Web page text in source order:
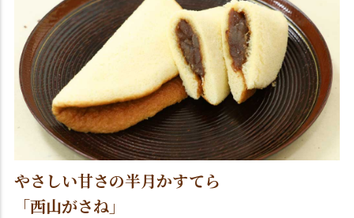
やさしい甘さの半月かすてら
「西山がさね」